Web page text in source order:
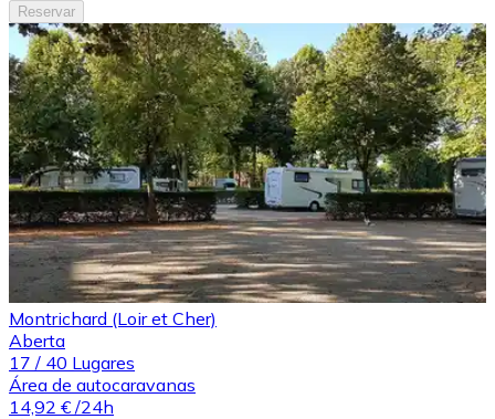
Reservar
Montrichard (Loir et Cher)
Aberta
17 / 40 Lugares
Área de autocaravanas
14,92 € /24h